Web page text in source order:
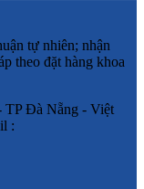
tự nhiên; nhận
theo đặt hàng khoa
TP Đà Nẵng - Việt
: